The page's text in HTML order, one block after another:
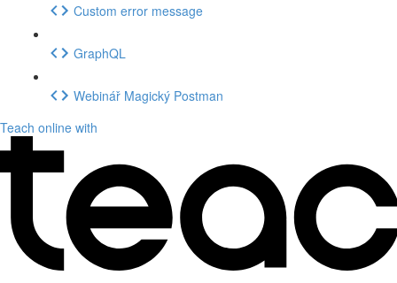
Custom error message
GraphQL
Webinář Magický Postman
Teach online with